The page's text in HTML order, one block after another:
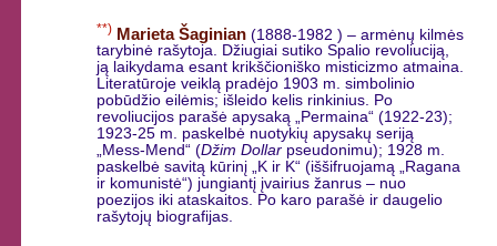
**) Marieta Šaginian (1888-1982 ) – armėnų kilmės
tarybinė rašytoja. Džiugiai sutiko Spalio revoliuciją,
ją laikydama esant krikščioniško misticizmo atmaina.
Literatūroje veiklą pradėjo 1903 m. simbolinio
pobūdžio eilėmis; išleido kelis rinkinius. Po
revoliucijos parašė apysaką „Permaina“ (1922-23);
1923-25 m. paskelbė nuotykių apysakų seriją
„Mess-Mend“ (Džim Dollar pseudonimu); 1928 m.
paskelbė savitą kūrinį „K ir K“ (iššifruojamą „Ragana
ir komunistė“) jungiantį įvairius žanrus – nuo
poezijos iki ataskaitos. Po karo parašė ir daugelio
rašytojų biografijas.